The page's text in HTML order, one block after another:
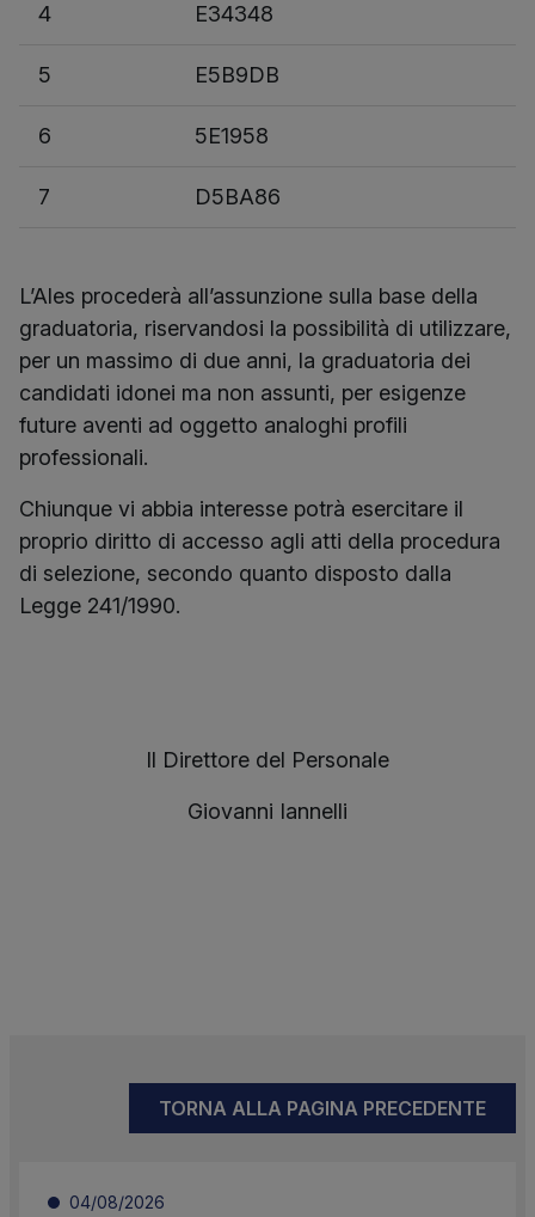
4 E34348
5 E5B9DB
6 5E1958
7 D5BA86
L’Ales procederà all’assunzione sulla base della
graduatoria, riservandosi la possibilità di utilizzare,
per un massimo di due anni, la graduatoria dei
candidati idonei ma non assunti, per esigenze
future aventi ad oggetto analoghi profili
professionali.
Chiunque vi abbia interesse potrà esercitare il
proprio diritto di accesso agli atti della procedura
di selezione, secondo quanto disposto dalla
Legge 241/1990.
Il Direttore del Personale
Giovanni Iannelli
TORNA ALLA PAGINA PRECEDENTE
04/08/2026